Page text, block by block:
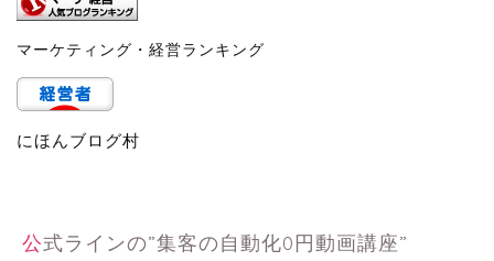
マーケティング・経営ランキング
にほんブログ村
公式ラインの”集客の自動化0円動画講座”